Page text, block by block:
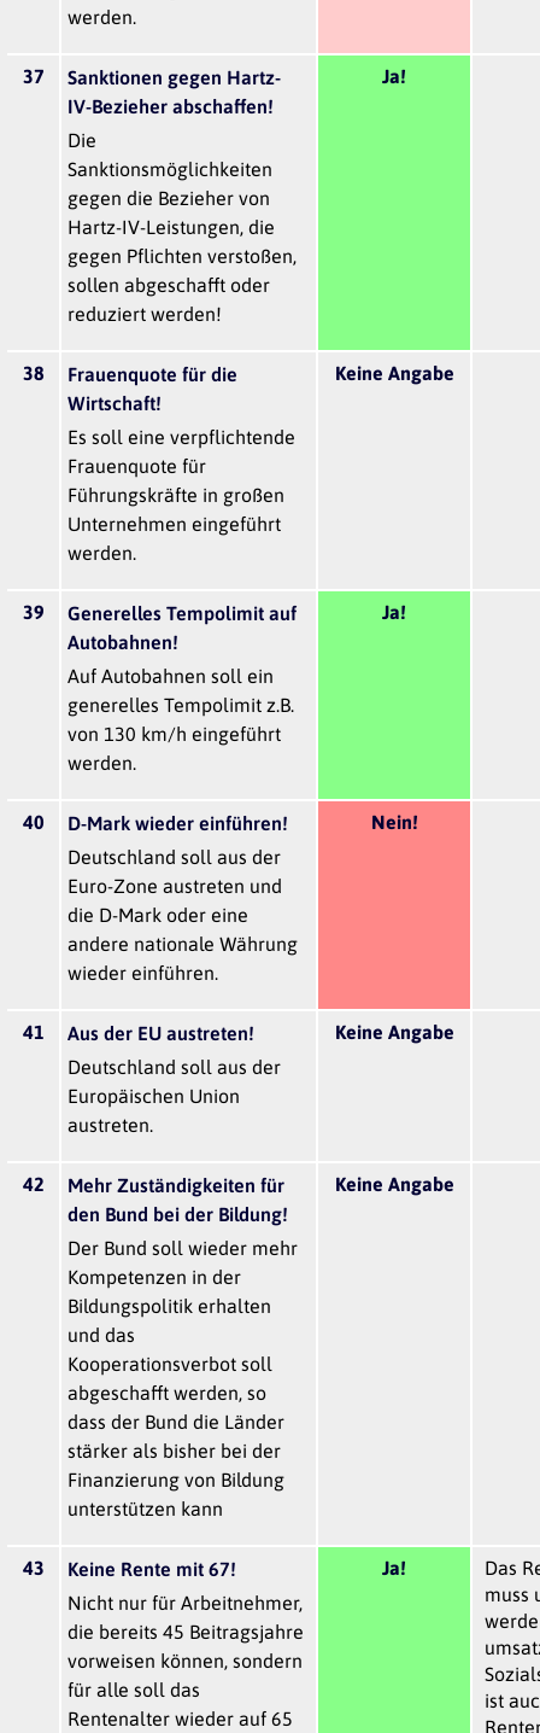
werden.
37
Sanktionen gegen Hartz-
IV-Bezieher abschaffen!
Die
Sanktionsmöglichkeiten
gegen die Bezieher von
Hartz-IV-Leistungen, die
gegen Pflichten verstoßen,
sollen abgeschafft oder
reduziert werden!
Ja!
38
Frauenquote für die
Wirtschaft!
Es soll eine verpflichtende
Frauenquote für
Führungskräfte in großen
Unternehmen eingeführt
werden.
Keine Angabe
39
Generelles Tempolimit auf
Autobahnen!
Auf Autobahnen soll ein
generelles Tempolimit z.B.
von 130 km/h eingeführt
werden.
Ja!
40
D-Mark wieder einführen!
Deutschland soll aus der
Euro-Zone austreten und
die D-Mark oder eine
andere nationale Währung
wieder einführen.
Nein!
41
Aus der EU austreten!
Deutschland soll aus der
Europäischen Union
austreten.
Keine Angabe
42
Mehr Zuständigkeiten für
den Bund bei der Bildung!
Der Bund soll wieder mehr
Kompetenzen in der
Bildungspolitik erhalten
und das
Kooperationsverbot soll
abgeschafft werden, so
dass der Bund die Länder
stärker als bisher bei der
Finanzierung von Bildung
unterstützen kann
Keine Angabe
43
Keine Rente mit 67!
Nicht nur für Arbeitnehmer,
die bereits 45 Beitragsjahre
vorweisen können, sondern
für alle soll das
Rentenalter wieder auf 65
Ja!
Das
muss
ist